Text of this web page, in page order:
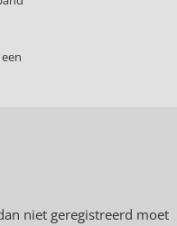
niet geregistreerd moet